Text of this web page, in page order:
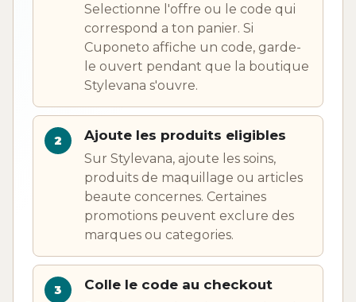
Selectionne l'offre ou le code qui
correspond a ton panier. Si
Cuponeto affiche un code, garde-
le ouvert pendant que la boutique
Stylevana s'ouvre.
Ajoute les produits eligibles
Sur Stylevana, ajoute les soins,
produits de maquillage ou articles
beaute concernes. Certaines
promotions peuvent exclure des
marques ou categories.
Colle le code au checkout